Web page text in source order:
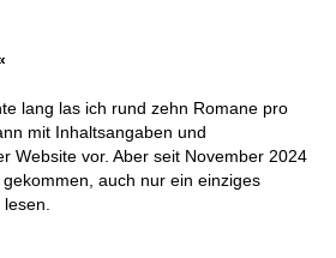
lang las ich rund zehn Romane pro
mit Inhaltsangaben und
Website vor. Aber seit November 2024
auch nur ein einziges
lesen.